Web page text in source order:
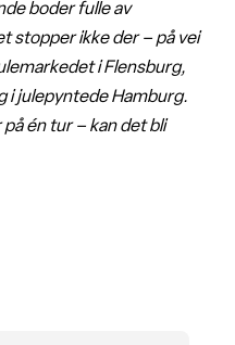
boder fulle av
stopper ikke der – på vei
i Flensburg,
i julepyntede Hamburg.
én tur – kan det bli